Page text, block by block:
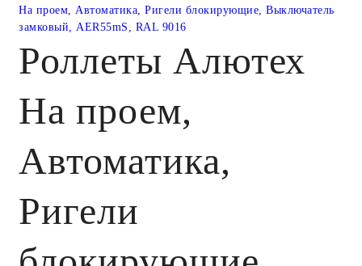
На проем, Автоматика, Ригели блокирующие, Выключатель
замковый, AER55mS, RAL 9016
Роллеты Алютех
На проем,
Автоматика,
Ригели